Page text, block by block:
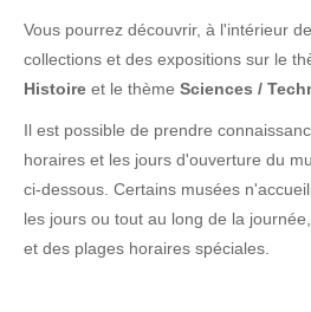
Vous pourrez découvrir, à l'intérieur
collections et des expositions sur le
Histoire et le thème Sciences /
Il est possible de prendre
horaires et les jours d'ouverture du
ci-dessous. Certains musées
les jours ou tout au long de la
et des plages horaires spéciales.